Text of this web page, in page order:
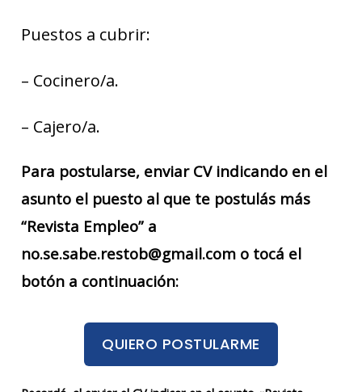
Puestos a cubrir:
– Cocinero/a.
– Cajero/a.
Para postularse, enviar CV indicando en el
asunto el puesto al que te postulás más
“Revista Empleo” a
no.se.sabe.restob@gmail.com o tocá el
botón a continuación:
QUIERO POSTULARME